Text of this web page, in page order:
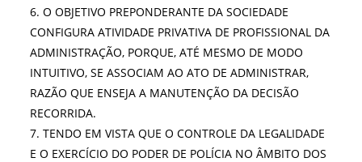
6. O OBJETIVO PREPONDERANTE DA SOCIEDADE
CONFIGURA ATIVIDADE PRIVATIVA DE PROFISSIONAL DA
ADMINISTRAÇÃO, PORQUE, ATÉ MESMO DE MODO
INTUITIVO, SE ASSOCIAM AO ATO DE ADMINISTRAR,
RAZÃO QUE ENSEJA A MANUTENÇÃO DA DECISÃO
RECORRIDA.
7. TENDO EM VISTA QUE O CONTROLE DA LEGALIDADE
E O EXERCÍCIO DO PODER DE POLÍCIA NO ÂMBITO DOS